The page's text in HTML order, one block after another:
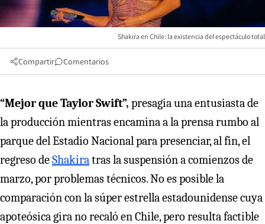
Shakira en Chile: la existencia del espectáculo total
Compartir Comentarios
“Mejor que Taylor Swift”, presagia una entusiasta de
la producción mientras encamina a la prensa rumbo al
parque del Estadio Nacional para presenciar, al fin, el
regreso deShakiratras la suspensión a comienzos de
marzo, por problemas técnicos. No es posible la
comparación con la súper estrella estadounidense cuya
apoteósica gira no recaló en Chile, pero resulta factible